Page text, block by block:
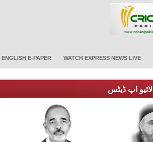
ENGLISH E-PAPER WATCH EXPRESS NEWS LIVE
لائیو اپ ڈیٹس